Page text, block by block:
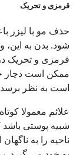
قرمزی و تحریک
حذف مو با لیزر
شود. بدن به این،
قرمزی و تحریک
ممکن است دچار
است به نظر
علائم معمولا
شبیه پوستی باشد
ناحیه را به